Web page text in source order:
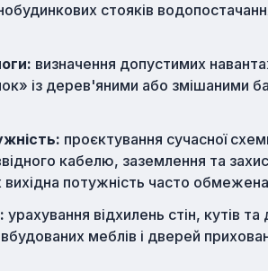
стояків
визначення допустимих
із дерев'яними або змішаними
проєктування сучасної
кабелю, заземлення та
потужність часто
урахування відхилень стін, кутів
меблів і дверей